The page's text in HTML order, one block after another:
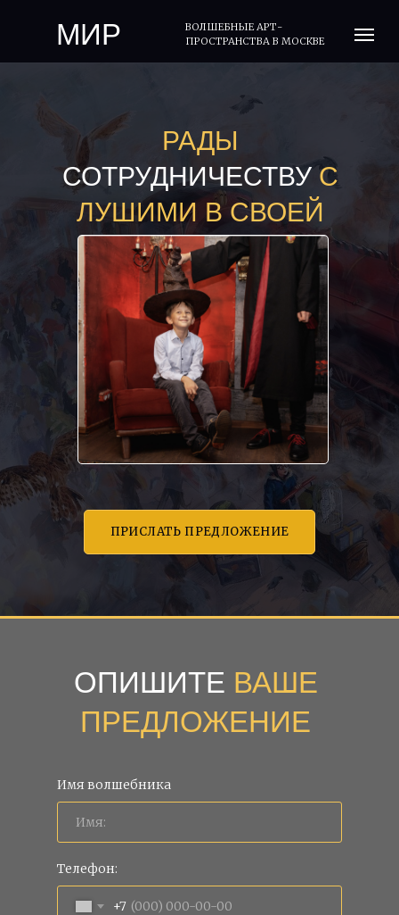
ВОЛШЕБНЫЕ АРТ-
ПРОСТРАНСТВА В МОСКВЕ
МИР
РАДЫ
СОТРУДНИЧЕСТВУС
ЛУШИМИ В СВОЕЙ
ОБЛАСТИ.
ПРИСЛАТЬ ПРЕДЛОЖЕНИЕ
ОПИШИТЕ ВАШЕ
ПРЕДЛОЖЕНИЕ
Имя волшебника
Телефон:
+7